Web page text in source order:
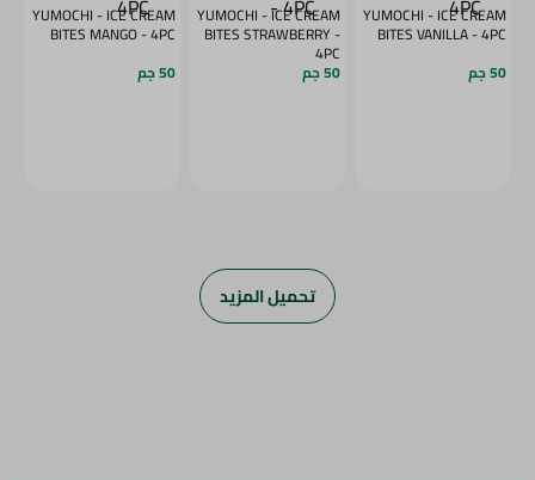
YUMOCHI - ICE CREAM
BITES VANILLA - 4PC
50 جم
YUMOCHI - ICE CREAM
BITES STRAWBERRY -
4PC
50 جم
YUMOCHI - ICE CREAM
BITES MANGO - 4PC
50 جم
تحميل المزيد